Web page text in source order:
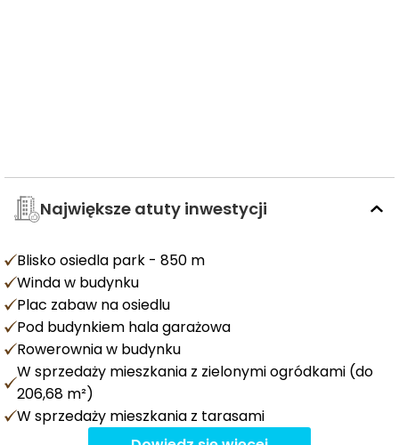
Największe atuty inwestycji
Blisko osiedla park - 850 m
Winda w budynku
Plac zabaw na osiedlu
Pod budynkiem hala garażowa
Rowerownia w budynku
W sprzedaży mieszkania z zielonymi ogródkami (do
206,68 m²)
W sprzedaży mieszkania z tarasami